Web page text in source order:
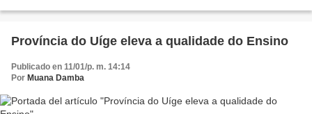
Província do Uíge eleva a qualidade do Ensino
Publicado en 11/01/p. m. 14:14
Por Muana Damba